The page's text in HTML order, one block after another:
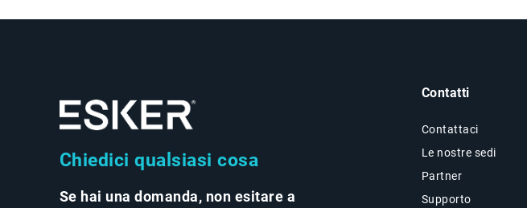
Chiedici qualsiasi cosa
Se hai una domanda, non esitare a
Contatti
Contattaci
Le nostre sedi
Partner
Supporto